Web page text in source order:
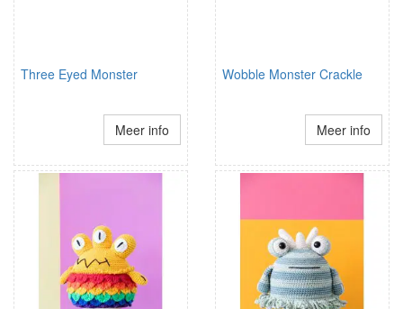
Three Eyed Monster
Meer info
Wobble Monster Crackle
Meer info